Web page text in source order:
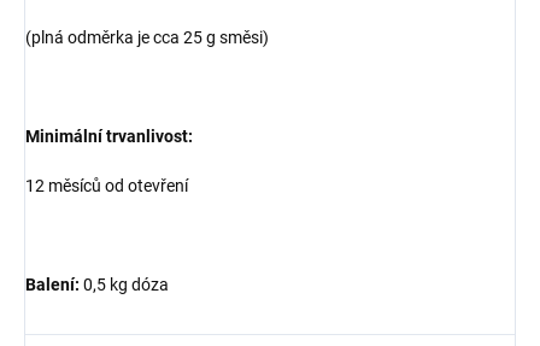
(plná odměrka je cca 25 g směsi)
Minimální trvanlivost:
12 měsíců od otevření
Balení: 0,5 kg dóza